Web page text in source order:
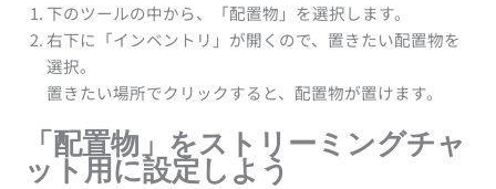
下のツールの中から、「配置物」を選択します。
右下に「インベントリ」が開くので、置きたい配置物を
選択。
置きたい場所でクリックすると、配置物が置けます。
「配置物」をストリーミングチャ
ット用に設定しよう